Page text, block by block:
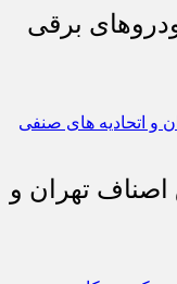
برقی
اصناف تهران و